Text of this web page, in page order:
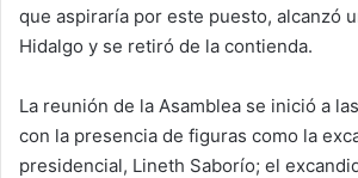
que aspiraría por este puesto, alcanzó
Hidalgo y se retiró de la contienda.
La reunión de la Asamblea se inició a
con la presencia de figuras como la
presidencial, Lineth Saborío; el